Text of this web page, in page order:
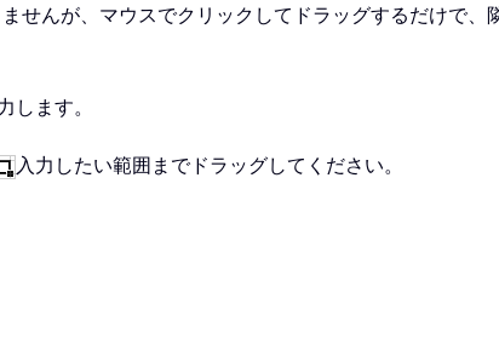
せんが、マウスでクリックしてドラッグするだけで、
します。
入力したい範囲までドラッグしてください。